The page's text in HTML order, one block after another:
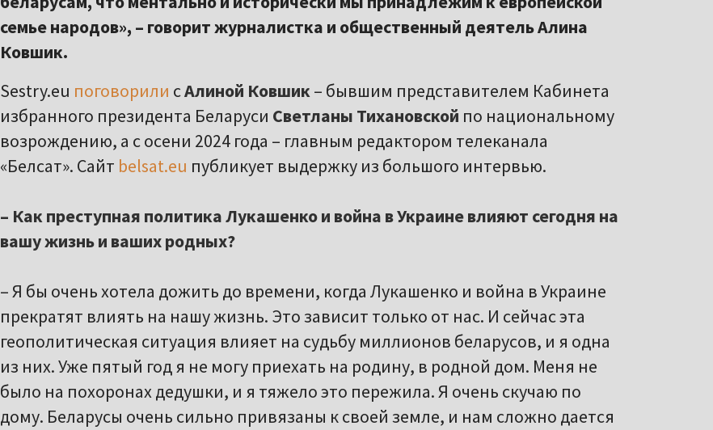
семье народов», – говорит журналистка и общественный деятель Алина
Ковшик.
Sestry.eu поговорили сАлиной Ковшик– бывшим представителем Кабинета
избранного президента Беларуси Светланы Тихановской по национальному
возрождению, а с осени 2024 года – главным редактором телеканала
«Белсат». Сайт belsat.eu публикует выдержку из большого интервью.
– Как преступная политика Лукашенко и война в Украине влияют сегодня на
вашу жизнь и ваших родных?
– Я бы очень хотела дожить до времени, когда Лукашенко и война в Украине
прекратят влиять на нашу жизнь. Это зависит только от нас. И сейчас эта
геополитическая ситуация влияет на судьбу миллионов беларусов, и я одна
из них. Уже пятый год я не могу приехать на родину, в родной дом. Меня не
было на похоронах дедушки, и я тяжело это пережила. Я очень скучаю по
дому. Беларусы очень сильно привязаны к своей земле, и нам сложно дается